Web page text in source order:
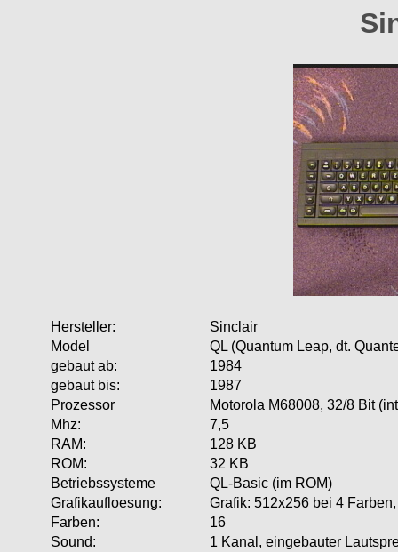
Hersteller:
Sinclair
Model
QL (Quantum Leap, dt.
gebaut ab:
1984
gebaut bis:
1987
Prozessor
Motorola M68008, 32/8 Bit
Mhz:
7,5
RAM:
128 KB
ROM:
32 KB
Betriebssysteme
QL-Basic (im ROM)
Grafikaufloesung:
Grafik: 512x256 bei 4
Farben:
16
Sound:
1 Kanal, eingebauter